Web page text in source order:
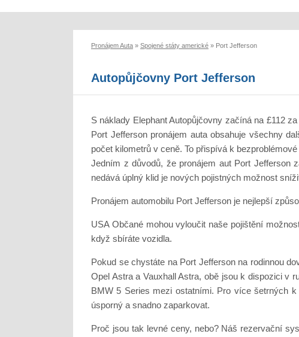
Pronájem Auta » Spojené státy americké » Port Jefferson
Autopůjčovny Port Jefferson
S náklady Elephant Autopůjčovny začíná na £112
Port Jefferson pronájem auta obsahuje všechny
počet kilometrů v ceně. To přispívá k
Jedním z důvodů, že pronájem aut Port Jefferson
nedává úplný klid je nových pojistných možnost
Pronájem automobilu Port Jefferson je nejlepší
USA Občané mohou vyloučit naše pojištění
když sbíráte vozidla.
Pokud se chystáte na Port Jefferson na rodinnou
Opel Astra a Vauxhall Astra, obě jsou k dispozici v
BMW 5 Series mezi ostatními. Pro více šetrných
úsporný a snadno zaparkovat.
Proč jsou tak levné ceny, nebo? Náš rezervační